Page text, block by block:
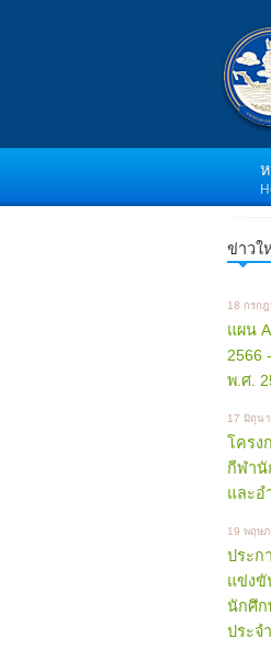
ข่าวใ
18 กรก
แผน
2566
พ.ศ.
17 มิถุน
โครง
กีฬานั
และอ
19 พฤษ
ประก
แข่งขั
นักศึก
ประจ